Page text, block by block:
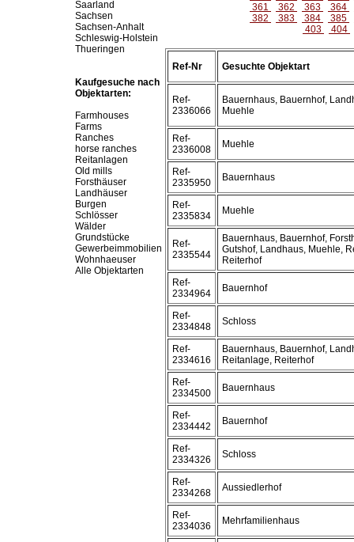
Saarland
Sachsen
Sachsen-Anhalt
Schleswig-Holstein
Thueringen
Kaufgesuche nach
Objektarten:
Farmhouses
Farms
Ranches
horse ranches
Reitanlagen
Old mills
Forsthäuser
Landhäuser
Burgen
Schlösser
Wälder
Grundstücke
Gewerbeimmobilien
Wohnhaeuser
Alle Objektarten
361
362 363 364
382
383 384 385
403
404
Ref-Nr Gesuchte Objektart
Ref-
2336066
Bauernhaus, Bauernhof,
Muehle
Ref-
2336008
Muehle
Ref-
2335950
Bauernhaus
Ref-
2335834
Muehle
Ref-
2335544
Bauernhaus, Bauernhof,
Gutshof, Landhaus, Muehle,
Reiterhof
Ref-
2334964
Bauernhof
Ref-
2334848
Schloss
Ref-
2334616
Bauernhaus, Bauernhof,
Reitanlage, Reiterhof
Ref-
2334500
Bauernhaus
Ref-
2334442
Bauernhof
Ref-
2334326
Schloss
Ref-
2334268
Aussiedlerhof
Ref-
2334036
Mehrfamilienhaus